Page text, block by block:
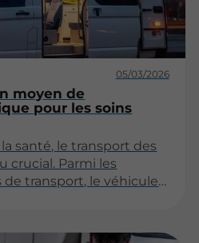
05/03/2026
moyen de
pour les soins
santé, le transport des
crucial. Parmi les
transport, le véhicule
facettes de cette